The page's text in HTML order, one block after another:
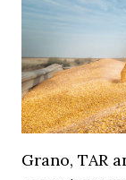
Grano, TAR